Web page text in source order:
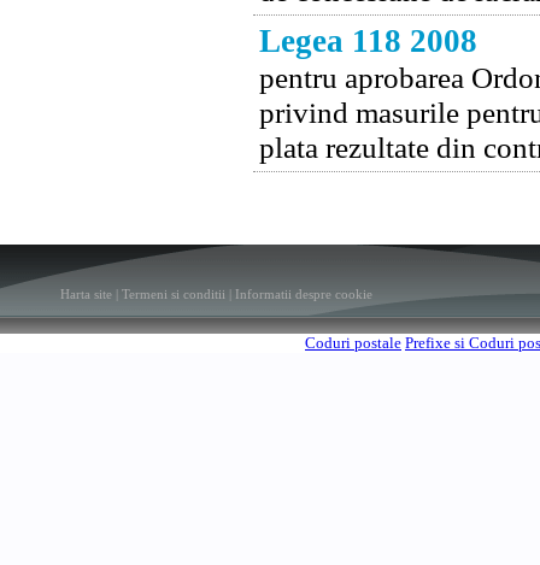
Legea 118 2008
pentru aprobarea
privind masurile
plata rezultate din
Harta site Termeni si conditii Informatii despre cookie
Coduri postale Prefixe si Coduri